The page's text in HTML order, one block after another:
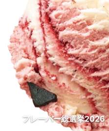
フレーバー総選挙2026